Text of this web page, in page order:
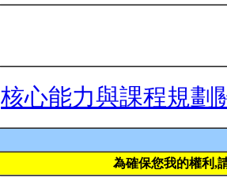
核心能力與課程規劃
為確保您我的權利,